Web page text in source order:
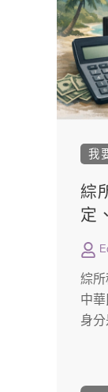
我
綜
定
綜
中
身